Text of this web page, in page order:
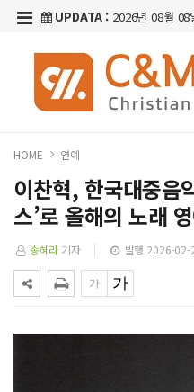
UPDATA : 2026년 08월 08
HOME 연예
이찬혁, 한국대중
스’로 올해의 노래
송혜라 기자 발행 2026-